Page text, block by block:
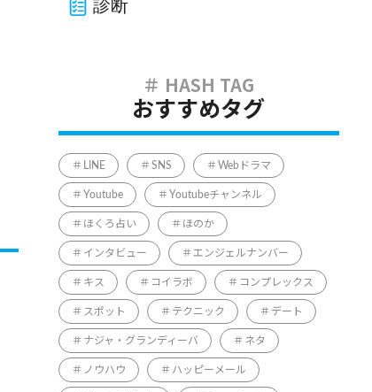
診断
おすすめタグ
LINE SNS Webドラマ
Youtube Youtubeチャンネル
ほくろ占い ほのか
インタビュー エンジェルナンバー
キス コイラボ コンプレックス
スポット テクニック デート
ナジャ・グランディーバ ネタ
ノウハウ ハッピーメール